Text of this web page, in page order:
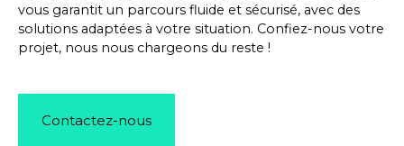
vous garantit un parcours fluide et sécurisé, avec des
solutions adaptées à votre situation. Confiez-nous votre
projet, nous nous chargeons du reste !
Contactez-nous